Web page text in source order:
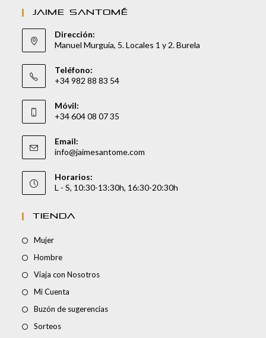
JAIME SANTOMÉ
Dirección:
Manuel Murguía, 5. Locales 1 y 2. Burela
Teléfono:
+34 982 88 83 54
Móvil:
+34 604 08 07 35
Email:
info@jaimesantome.com
Horarios:
L - S, 10:30-13:30h, 16:30-20:30h
TIENDA
Mujer
Hombre
Viaja con Nosotros
Mi Cuenta
Buzón de sugerencias
Sorteos